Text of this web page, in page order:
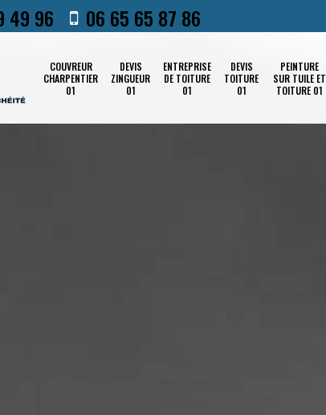
49 96 06 65 65 87 86
COUVREUR
CHARPENTIER
01
DEVIS
ZINGUEUR
01
ENTREPRISE
DE TOITURE
01
DEVIS
TOITURE
01
PEINTURE
SUR TUILE ET
TOITURE 01